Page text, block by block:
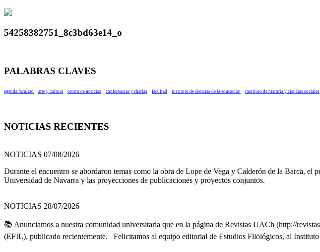
54258382751_8c3bd63e14_o
PALABRAS CLAVES
agenda facultad arte y cultura centro de noticias conferencias y charlas facultad instituto de ciencias de la educación instituto de historia y ciencias sociales
NOTICIAS RECIENTES
NOTICIAS 07/08/2026
Durante el encuentro se abordaron temas como la obra de Lope de Vega y Calderón de la Barca,
Universidad de Navarra y las proyecciones de publicaciones y proyectos conjuntos.
NOTICIAS 28/07/2026
📚 Anunciamos a nuestra comunidad universitaria que en la página de Revistas UACh (http://
(EFIL), publicado recientemente. Felicitamos al equipo editorial de Estudios Filológicos, al